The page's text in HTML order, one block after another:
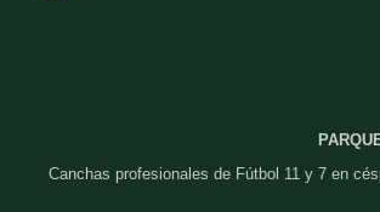
Canchas profesionales de Fútbol 11 y 7 en